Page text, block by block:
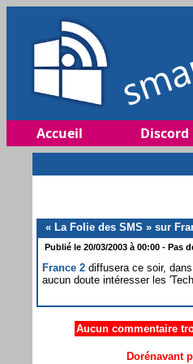
Accueil Discord
« La Folie des SMS » sur
Publié le 20/03/2003 à 00:00 - Pas
France 2 diffusera ce soir,
aucun doute intéresser les
Aucun commentaire
Dorénavant